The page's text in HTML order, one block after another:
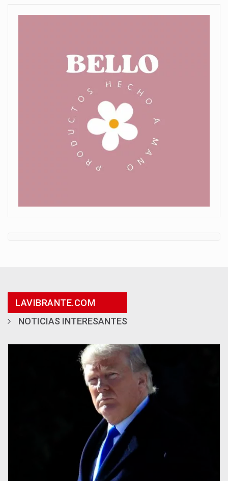
LAVIBRANTE.COM
NOTICIAS INTERESANTES